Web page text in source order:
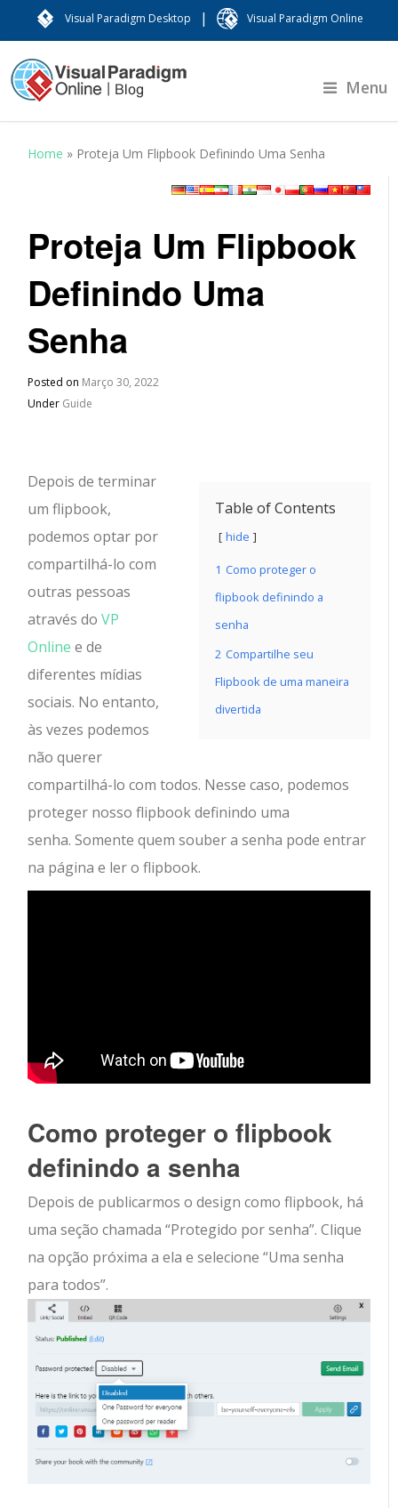
Visual Paradigm Desktop | Visual Paradigm Online
Menu
Home » Proteja Um Flipbook Definindo Uma Senha
Proteja Um Flipbook
Definindo Uma
Senha
Posted on Março 30, 2022
Under Guide
Table of Contents
hide
1 Como proteger o
flipbook definindo a
senha
2 Compartilhe seu
Flipbook de uma maneira
divertida
Depois de terminar
um flipbook,
podemos optar por
compartilhá-lo com
outras pessoas
através doVP
Online e de
diferentes mídias
sociais. No entanto,
às vezes podemos
não querer
compartilhá-lo com todos. Nesse caso, podemos
proteger nosso flipbook definindo uma
senha. Somente quem souber a senha pode entrar
na página e ler o flipbook.
Como proteger o flipbook
definindo a senha
Depois de publicarmos o design como flipbook, há
uma seção chamada “Protegido por senha”. Clique
na opção próxima a ela e selecione “Uma senha
para todos”.